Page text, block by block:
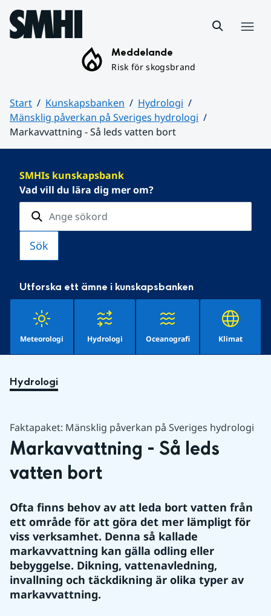
Hoppa till sidans innehåll
Meddelande
Risk för skogsbrand
Start Kunskapsbanken
Hydrologi
Mänsklig påverkan på Sveriges hydrologi
Markavvattning - Så leds vatten bort
SMHIs kunskapsbank
Vad vill du lära dig mer om?
Utforska ett ämne i kunskapsbanken
Meteorologi Hydrologi Oceanografi Klimat
Hydrologi
Faktapaket: Mänsklig påverkan på Sveriges hydrologi
Markavvattning - Så leds
vatten bort
Ofta finns behov av att leda bort vatten från
ett område för att göra det mer lämpligt för
viss verksamhet. Denna så kallade
markavvattning kan gälla odling eller
bebyggelse. Dikning, vattenavledning,
invallning och täckdikning är olika typer av
markavvattning.